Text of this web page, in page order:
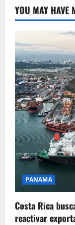
YOU MAY HAVE
PANAMA
Costa Rica
reactivar